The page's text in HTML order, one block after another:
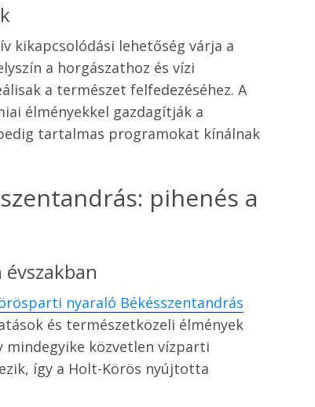
kikapcsolódási lehetőség várja a
a horgászathoz és vízi
a természet felfedezéséhez. A
élményekkel gazdagítják a
tartalmas programokat kínálnak
pihenés a
nyaraló Békésszentandrás
és természetközeli élmények
mindegyike közvetlen vízparti
így a Holt-Körös nyújtotta